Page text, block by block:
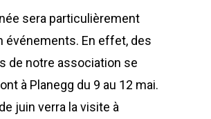
sera particulièrement
événements. En effet, des
de notre association se
à Planegg du 9 au 12 mai.
juin verra la visite à